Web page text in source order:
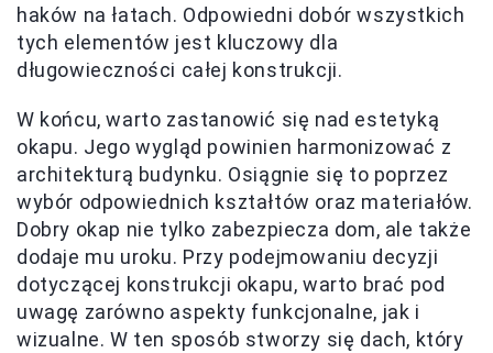
haków na łatach. Odpowiedni dobór wszystkich
tych elementów jest kluczowy dla
długowieczności całej konstrukcji.
W końcu, warto zastanowić się nad estetyką
okapu. Jego wygląd powinien harmonizować z
architekturą budynku. Osiągnie się to poprzez
wybór odpowiednich kształtów oraz materiałów.
Dobry okap nie tylko zabezpiecza dom, ale także
dodaje mu uroku. Przy podejmowaniu decyzji
dotyczącej konstrukcji okapu, warto brać pod
uwagę zarówno aspekty funkcjonalne, jak i
wizualne. W ten sposób stworzy się dach, który